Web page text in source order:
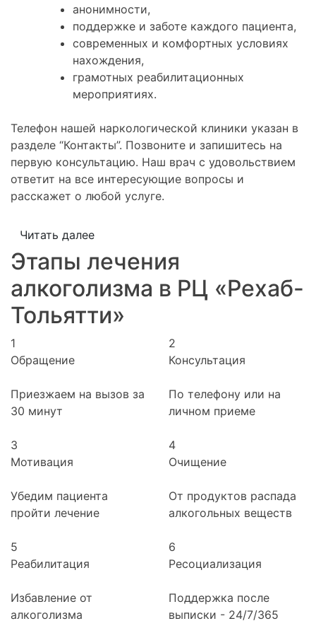
анонимности,
поддержке и заботе каждого пациента,
современных и комфортных условиях
нахождения,
грамотных реабилитационных
мероприятиях.
Телефон нашей наркологической клиники указан в
разделе “Контакты”. Позвоните и запишитесь на
первую консультацию. Наш врач с удовольствием
ответит на все интересующие вопросы и
расскажет о любой услуге.
Читать далее
Этапы лечения
алкоголизма в РЦ «Рехаб-
Тольятти»
1
Обращение
Приезжаем на вызов за
30 минут
2
Консультация
По телефону или на
личном приеме
3
Мотивация
Убедим пациента
пройти лечение
4
Очищение
От продуктов распада
алкогольных веществ
5
Реабилитация
Избавление от
алкоголизма
6
Ресоциализация
Поддержка после
выписки - 24/7/365